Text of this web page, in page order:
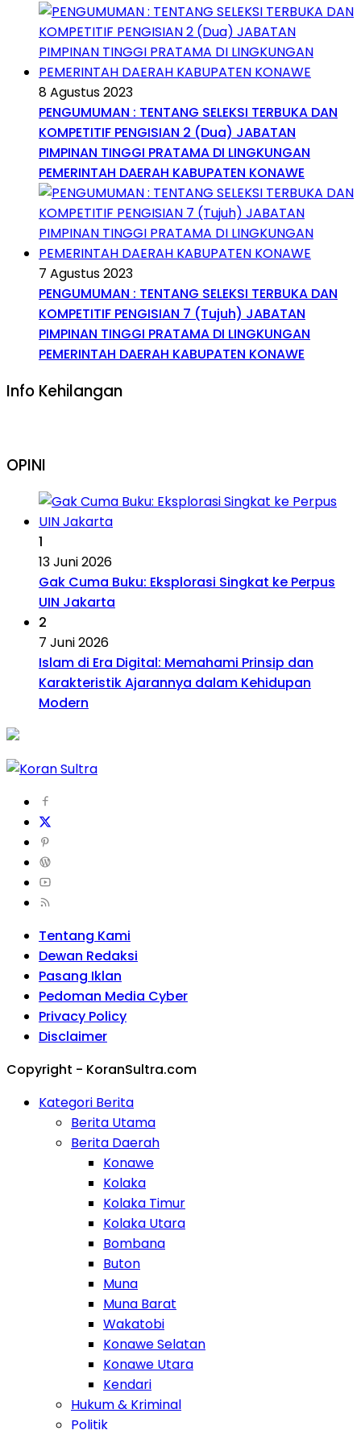
8 Agustus 2023
PENGUMUMAN : TENTANG SELEKSI TERBUKA DAN
KOMPETITIF PENGISIAN 2 (Dua) JABATAN
PIMPINAN TINGGI PRATAMA DI LINGKUNGAN
PEMERINTAH DAERAH KABUPATEN KONAWE
7 Agustus 2023
PENGUMUMAN : TENTANG SELEKSI TERBUKA DAN
KOMPETITIF PENGISIAN 7 (Tujuh) JABATAN
PIMPINAN TINGGI PRATAMA DI LINGKUNGAN
PEMERINTAH DAERAH KABUPATEN KONAWE
Info Kehilangan
OPINI
1
13 Juni 2026
Gak Cuma Buku: Eksplorasi Singkat ke Perpus
UIN Jakarta
2
7 Juni 2026
Islam di Era Digital: Memahami Prinsip dan
Karakteristik Ajarannya dalam Kehidupan
Modern
Tentang Kami
Dewan Redaksi
Pasang Iklan
Pedoman Media Cyber
Privacy Policy
Disclaimer
Copyright - KoranSultra.com
Kategori Berita
Berita Utama
Berita Daerah
Konawe
Kolaka
Kolaka Timur
Kolaka Utara
Bombana
Buton
Muna
Muna Barat
Wakatobi
Konawe Selatan
Konawe Utara
Kendari
Hukum & Kriminal
Politik